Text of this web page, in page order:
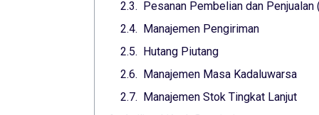
Pesanan Pembelian dan Penjualan
Manajemen Pengiriman
Hutang Piutang
Manajemen Masa Kadaluwarsa
Manajemen Stok Tingkat Lanjut